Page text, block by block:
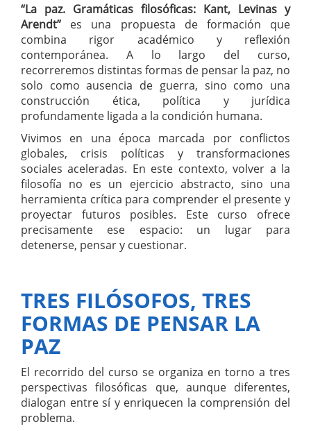
“La paz. Gramáticas filosóficas: Kant, Levinas y
Arendt” es una propuesta de formación que
combina rigor académico y reflexión
contemporánea. A lo largo del curso,
recorreremos distintas formas de pensar la paz, no
solo como ausencia de guerra, sino como una
construcción ética, política y jurídica
profundamente ligada a la condición humana.
Vivimos en una época marcada por conflictos
globales, crisis políticas y transformaciones
sociales aceleradas. En este contexto, volver a la
filosofía no es un ejercicio abstracto, sino una
herramienta crítica para comprender el presente y
proyectar futuros posibles. Este curso ofrece
precisamente ese espacio: un lugar para
detenerse, pensar y cuestionar.
TRES FILÓSOFOS, TRES
FORMAS DE PENSAR LA
PAZ
El recorrido del curso se organiza en torno a tres
perspectivas filosóficas que, aunque diferentes,
dialogan entre sí y enriquecen la comprensión del
problema.